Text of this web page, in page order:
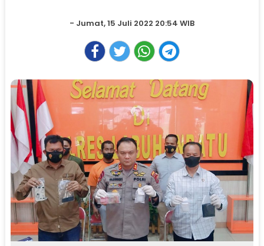
- Jumat, 15 Juli 2022 20:54 WIB